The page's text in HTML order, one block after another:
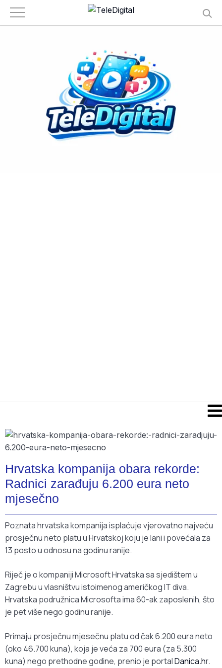
Hrvatska kompanija obara rekorde:
Radnici zarađuju 6.200 eura neto
mjesečno
Poznata hrvatska kompanija isplaćuje vjerovatno najveću
prosječnu neto platu u Hrvatskoj koju je lani i povećala za
13 posto u odnosu na godinu ranije.
Riječ je o kompaniji Microsoft Hrvatska sa sjedištem u
Zagrebu u vlasništvu istoimenog američkog IT diva.
Hrvatska podružnica Microsofta ima 60-ak zaposlenih, što
je pet više nego godinu ranije.
Primaju prosječnu mjesečnu platu od čak 6.200 eura neto
(oko 46.700 kuna), koja je veća za 700 eura (za 5.300
kuna) nego prethodne godine, prenio je portalDanica.hr.